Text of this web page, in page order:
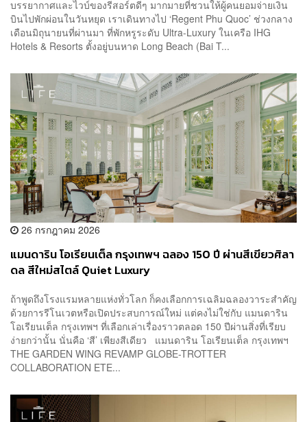
บรรยากาศและไวบ์ของรีสอร์ตดีๆ มากมายที่ชวนให้ผู้คนยอมจ่ายเงิน
บินไปพักผ่อนในวันหยุด เราเดินทางไป ‘Regent Phu Quoc’ ช่วงกลาง
เดือนมิถุนายนที่ผ่านมา ที่พักหรูระดับ Ultra-Luxury ในเครือ IHG
Hotels & Resorts ตั้งอยู่บนหาด Long Beach (Bai T...
26 กรกฎาคม 2026
แมนดาริน โอเรียนเต็ล กรุงเทพฯ ฉลอง 150 ปี ผ่านสีเขียวศิลา
ดล สีใหม่สไตล์ Quiet Luxury
ถ้าพูดถึงโรงแรมหลายแห่งทั่วโลก ก็คงเลือกการเฉลิมฉลองวาระสำคัญ
ด้วยการรีโนเวตหรือเปิดประสบการณ์ใหม่ แต่คงไม่ใช่กับ แมนดาริน
โอเรียนเต็ล กรุงเทพฯ ที่เลือกเล่าเรื่องราวตลอด 150 ปีผ่านสิ่งที่เรียบ
ง่ายกว่านั้น นั่นคือ ‘สี’ เพียงสีเดียว แมนดาริน โอเรียนเต็ล กรุงเทพฯ
THE GARDEN WING REVAMP GLOBE-TROTTER
COLLABORATION ETE...